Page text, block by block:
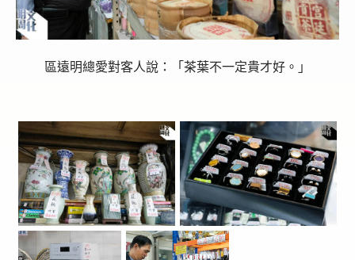
區遠明總愛對客人說：「茶葉不一定貴才好。」